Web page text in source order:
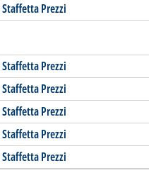
Prezzi
Prezzi
Prezzi
Prezzi
Prezzi
Prezzi